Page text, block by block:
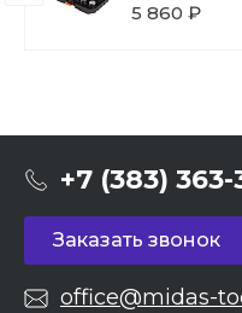
5 860 ₽
+7 (383)
Заказать звонок
office@midas-